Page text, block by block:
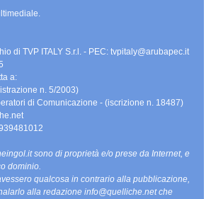
di TVP ITALY S.r.l. - PEC: tvpitaly@arubapec.it
a:
n. 5/2003)
di Comunicazione - (iscrizione n. 18487)
sono di proprietà e/o prese da Internet, e
dominio.
qualcosa in contrario alla pubblicazione,
alla redazione info@quelliche.net che